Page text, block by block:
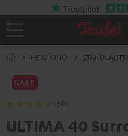
Startseite
HEIMKINO
SALE
(60)
ULTIMA 40